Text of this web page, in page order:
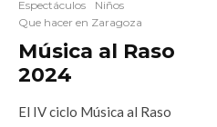
Espectáculos
Niños
Que hacer en Zaragoza
Música al Raso
2024
El IV ciclo Música al Raso